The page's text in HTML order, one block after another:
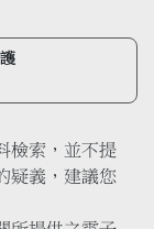
檢索，並不提
疑義，建議您